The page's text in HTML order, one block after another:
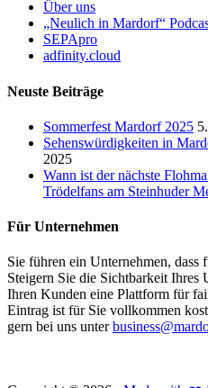
Über uns
„Neulich in Mardorf“
SEPApro
adfinity.cloud
Neuste Beiträge
Sommerfest Mardorf 2025
Sehenswürdigkeiten in
2025
Wann ist der nächste
Trödelfans am Steinhuder
Für Unternehmen
Sie führen ein Unternehmen, dass
Steigern Sie die Sichtbarkeit Ihres
Ihren Kunden eine Plattform für
Eintrag ist für Sie vollkommen
gern bei uns unter